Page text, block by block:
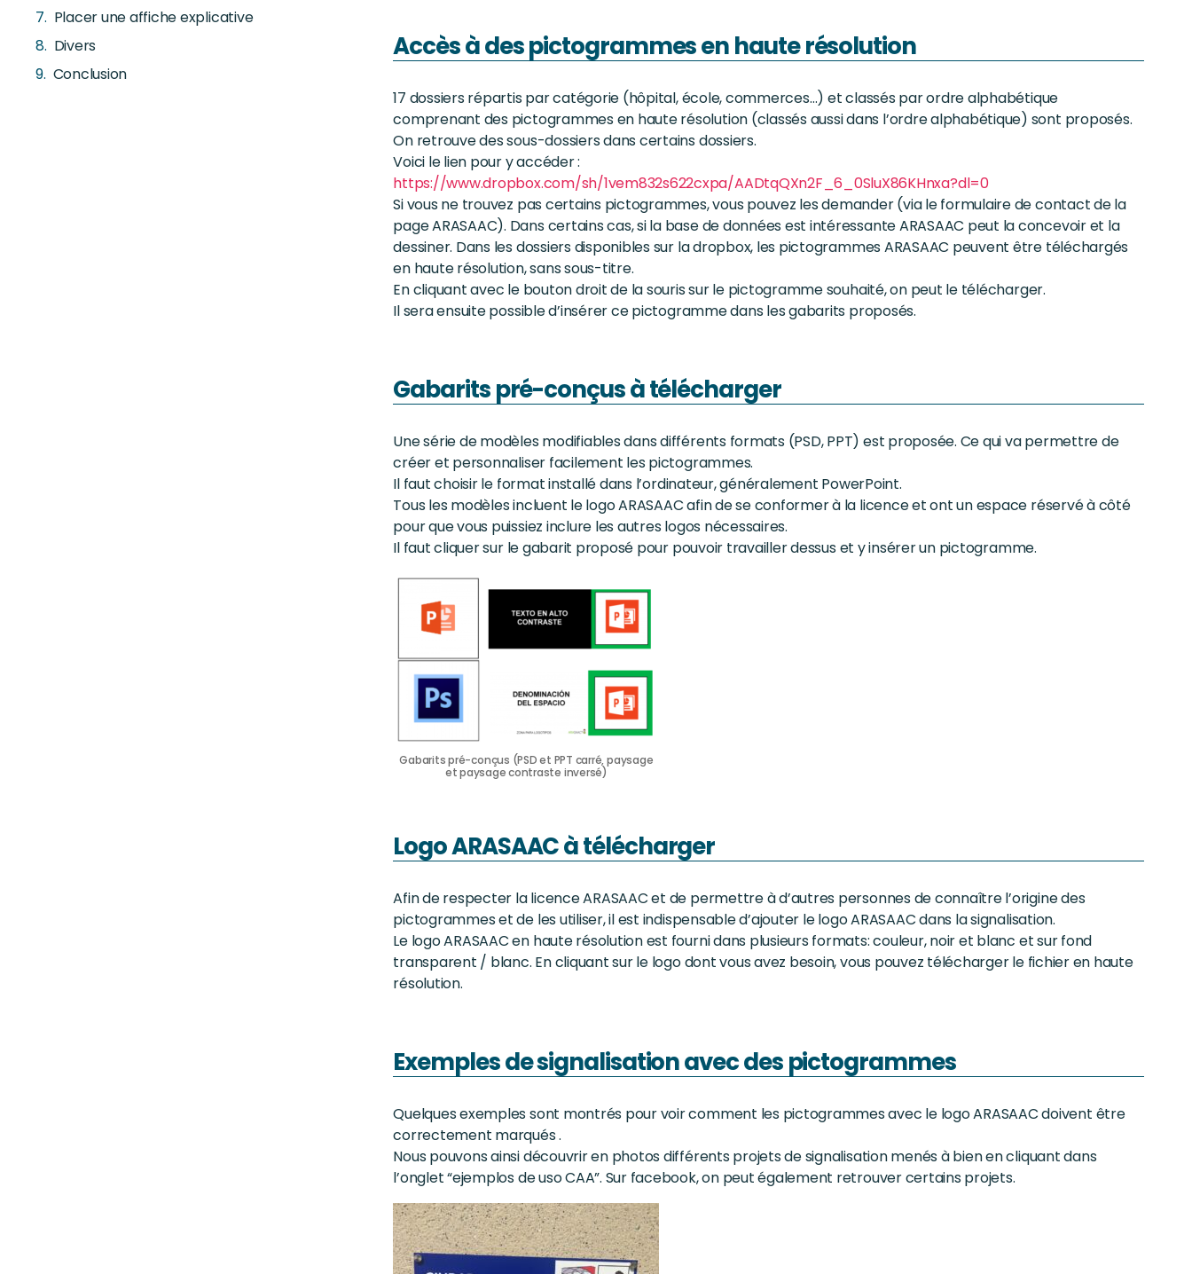
Placer une affiche explicative
Divers
Conclusion
Accès à des pictogrammes en haute résolution
17 dossiers répartis par catégorie (hôpital, école, commerces…) et classés par ordre alphabétique
comprenant des pictogrammes en haute résolution (classés aussi dans l’ordre alphabétique) sont proposés.
On retrouve des sous-dossiers dans certains dossiers.
Voici le lien pour y accéder :
https://www.dropbox.com/sh/1vem832s622cxpa/AADtqQXn2F_6_0SluX86KHnxa?dl=0
Si vous ne trouvez pas certains pictogrammes, vous pouvez les demander (via le formulaire de contact de la
page ARASAAC). Dans certains cas, si la base de données est intéressante ARASAAC peut la concevoir et la
dessiner. Dans les dossiers disponibles sur la dropbox, les pictogrammes ARASAAC peuvent être téléchargés
en haute résolution, sans sous-titre.
En cliquant avec le bouton droit de la souris sur le pictogramme souhaité, on peut le télécharger.
Il sera ensuite possible d’insérer ce pictogramme dans les gabarits proposés.
Gabarits pré-conçus à télécharger
Une série de modèles modifiables dans différents formats (PSD, PPT) est proposée. Ce qui va permettre de
créer et personnaliser facilement les pictogrammes.
Il faut choisir le format installé dans l’ordinateur, généralement PowerPoint.
Tous les modèles incluent le logo ARASAAC afin de se conformer à la licence et ont un espace réservé à côté
pour que vous puissiez inclure les autres logos nécessaires.
Il faut cliquer sur le gabarit proposé pour pouvoir travailler dessus et y insérer un pictogramme.
Gabarits pré-conçus (PSD et PPT carré, paysage
et paysage contraste inversé)
Logo ARASAAC à télécharger
Afin de respecter la licence ARASAAC et de permettre à d’autres personnes de connaître l’origine des
pictogrammes et de les utiliser, il est indispensable d’ajouter le logo ARASAAC dans la signalisation.
Le logo ARASAAC en haute résolution est fourni dans plusieurs formats: couleur, noir et blanc et sur fond
transparent / blanc. En cliquant sur le logo dont vous avez besoin, vous pouvez télécharger le fichier en haute
résolution.
Exemples de signalisation avec des pictogrammes
Quelques exemples sont montrés pour voir comment les pictogrammes avec le logo ARASAAC doivent être
correctement marqués .
Nous pouvons ainsi découvrir en photos différents projets de signalisation menés à bien en cliquant dans
l’onglet “ejemplos de uso CAA”. Sur facebook, on peut également retrouver certains projets.